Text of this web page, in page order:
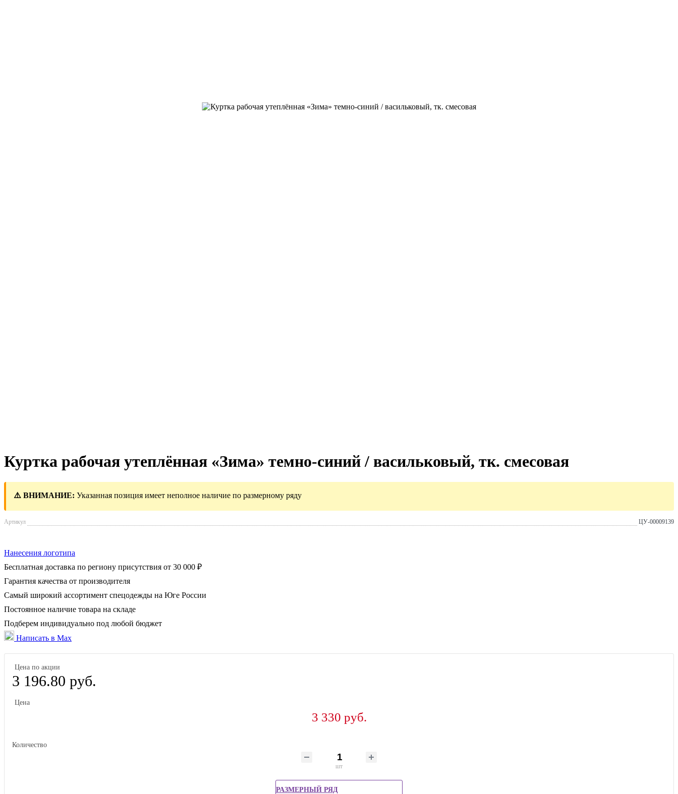
Куртка рабочая утеплённая «Зима» темно-синий / васильковый, тк. смесовая
⚠️ ВНИМАНИЕ: Указанная позиция имеет неполное наличие по размерному ряду
Артикул ЦУ-00009139
Нанесения логотипа
Бесплатная доставка по региону присутствия от 30 000 ₽
Гарантия качества от производителя
Самый широкий ассортимент спецодежды на Юге России
Постоянное наличие товара на складе
Подберем индивидуально под любой бюджет
Написать в Max
Цена по акции
3 196.80 руб.
Цена
3 330 руб.
Количество
шт
РАЗМЕРНЫЙ РЯД